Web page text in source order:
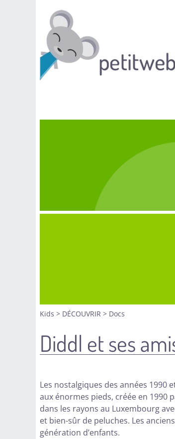
Kids > DÉCOUVRIR > Docs
Diddl et ses
Les nostalgiques des années 1990
aux énormes pieds, créée en 1990
dans les rayons au Luxembourg
et bien-sûr de peluches. Les
génération d’enfants.